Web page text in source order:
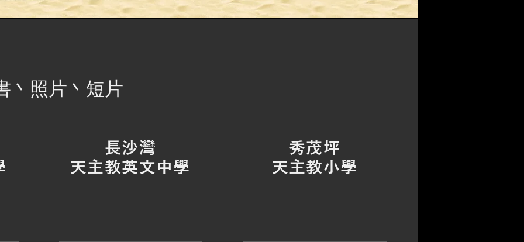
丶照片丶短片
長沙灣
天主教英文中學
秀茂坪
天主教小學